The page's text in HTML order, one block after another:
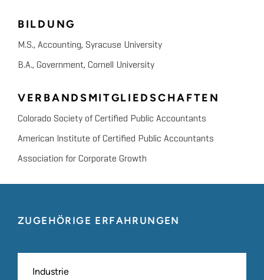
BILDUNG
M.S., Accounting, Syracuse University
B.A., Government, Cornell University
VERBANDSMITGLIEDSCHAFTEN
Colorado Society of Certified Public Accountants
American Institute of Certified Public Accountants
Association for Corporate Growth
ZUGEHÖRIGE ERFAHRUNGEN
Industrie